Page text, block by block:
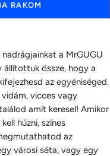
RAKOM
a MrGUGU
állítottuk össze, hogy a
az egyéniséged.
vicces vagy
amit keresel! Amikor
húzni, színes
az
városi séta, vagy egy